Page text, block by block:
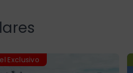
Exclusivo